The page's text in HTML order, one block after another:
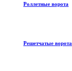
Роллетные ворота
Решетчатые ворота